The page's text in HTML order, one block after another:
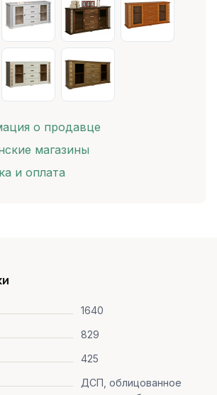
о продавце
магазины
и оплата
1640
829
425
ДСП, облицованное